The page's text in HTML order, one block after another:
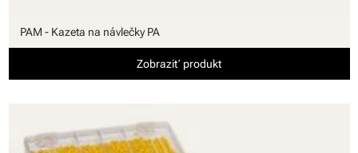
PAM - Kazeta na návlečky PA
Zobraziť produkt